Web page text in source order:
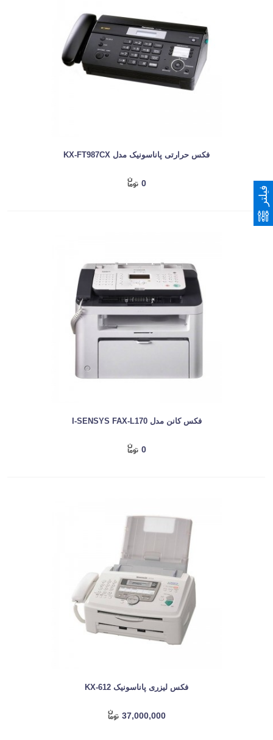
فکس حرارتی پاناسونیک مدل KX-FT987CX
0
فکس کانن مدل I-SENSYS FAX-L170
0
فکس لیزری پاناسونیک KX-612
37,000,000
فیلتر